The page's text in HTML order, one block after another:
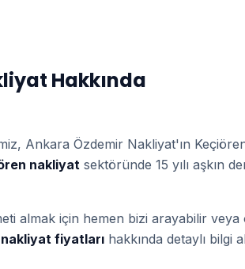
Hakkında
Ankara Özdemir Nakliyat'ın
nakliyat sektöründe 15 yılı aşkın
almak için hemen bizi arayabilir
fiyatları hakkında detaylı bilgi